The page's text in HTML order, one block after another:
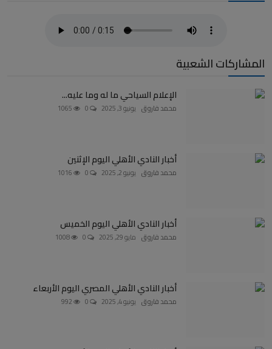
المشاركات الشعبية
الإعلام السياحي ما له وما عليه...
محمد فاروق يونيو 3, 2025
أخبار النادي الأهلي اليوم الإثنين
محمد فاروق يونيو 2, 2025
أخبار النادي الأهلي اليوم الخميس
محمد فاروق مايو 29, 2025
أخبار النادي الأهلي المصري اليوم الأربعاء
محمد فاروق يونيو 4, 2025